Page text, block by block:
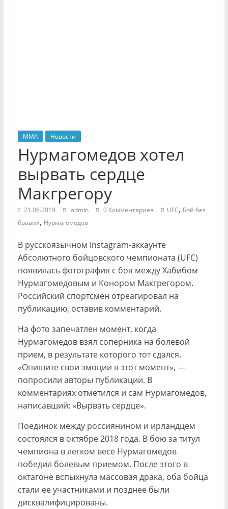
MMA Новости
Нурмагомедов хотел
вырвать сердце
Макгрегору
21.06.2019 admin 0 Комментариев UFC, Бой без
бравил, Нурмагомедов
В русскоязычном Instagram-аккаунте
Абсолютного бойцовского чемпионата (UFC)
появилась фотография с боя между Хабибом
Нурмагомедовым и Конором Макгрегором.
Российский спортсмен отреагировал на
публикацию, оставив комментарий.
На фото запечатлен момент, когда
Нурмагомедов взял соперника на болевой
прием, в результате которого тот сдался.
«Опишите свои эмоции в этот момент», —
попросили авторы публикации. В
комментариях отметился и сам Нурмагомедов,
написавший: «Вырвать сердце».
Поединок между россиянином и ирландцем
состоялся в октябре 2018 года. В бою за титул
чемпиона в легком весе Нурмагомедов
победил болевым приемом. После этого в
октагоне вспыхнула массовая драка, оба бойца
стали ее участниками и позднее были
дисквалифицированы.